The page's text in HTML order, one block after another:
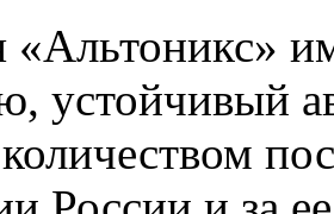
«Альтоникс»
устойчивый